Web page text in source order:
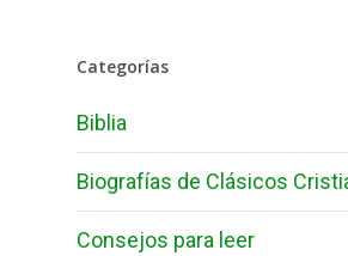
Categorías
Biblia
Biografías de Clásicos
Consejos para leer